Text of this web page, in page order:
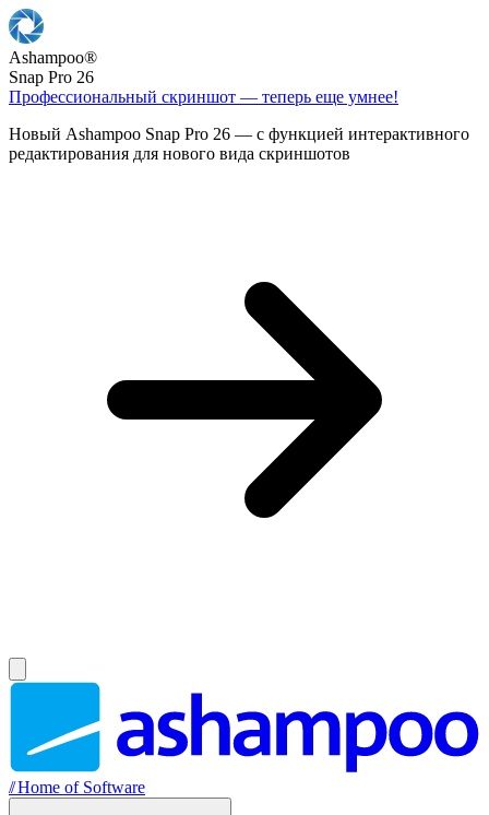
Ashampoo®
Snap Pro 26
Профессиональный скриншот — теперь еще умнее!
Новый Ashampoo Snap Pro 26 — с функцией интерактивного
редактирования для нового вида скриншотов
//Home of Software